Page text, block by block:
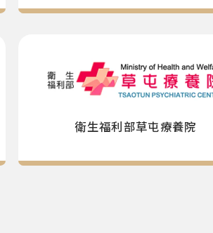
衛生福利部草屯療養院